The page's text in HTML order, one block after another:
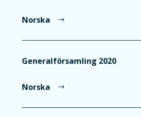
Norska
Generalförsamling 2020
Norska